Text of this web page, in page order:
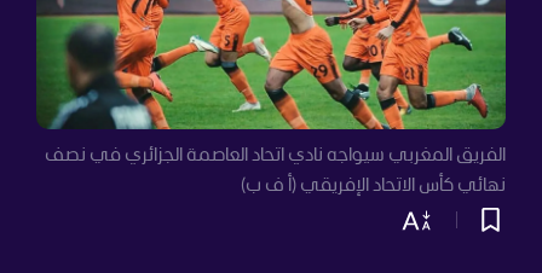
الفريق المغربي سيواجه نادي اتحاد العاصمة الجزائري في نصف
نهائي كأس الاتحاد الإفريقي (أ ف ب)